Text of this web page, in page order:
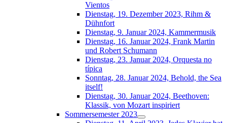
Vientos
Dienstag, 19. Dezember 2023, Rihm &
Dühnfort
Dienstag, 9. Januar 2024, Kammermusik
Dienstag, 16. Januar 2024, Frank Martin
und Robert Schumann
Dienstag, 23. Januar 2024, Orquesta no
típica
Sonntag, 28. Januar 2024, Behold, the Sea
itself!
Dienstag, 30. Januar 2024, Beethoven:
Klassik, von Mozart inspiriert
Sommersemester 2023